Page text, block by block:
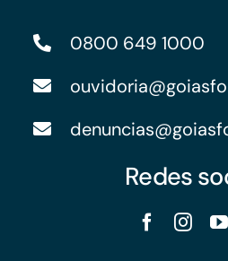
0800 649 1000
Redes